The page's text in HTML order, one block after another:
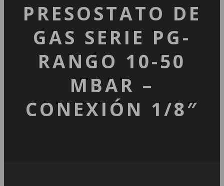
PRESOSTATO DE
GAS SERIE PG-
RANGO 10-50
MBAR –
CONEXIÓN 1/8″